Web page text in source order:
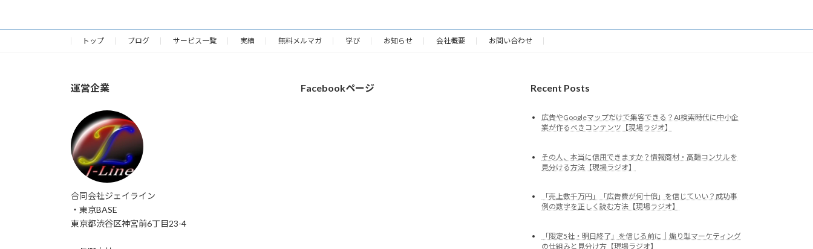
トップ ブログ サービス一覧 実績 無料メルマガ 学び お知らせ 会社概要 お問い合わせ
運営企業
合同会社ジェイライン
・東京BASE
東京都渋谷区神宮前6丁目23-4
Facebookページ Recent Posts
広告やGoogleマップだけで集客できる？AI検索時代に中小企
業が作るべきコンテンツ【現場ラジオ】
その人、本当に信用できますか？情報商材・高額コンサルを
見分ける方法【現場ラジオ】
「売上数千万円」「広告費が何十倍」を信じていい？成功事
例の数字を正しく読む方法【現場ラジオ】
「限定5社・明日終了」を信じる前に｜煽り型マーケティング
の仕組みと見分け方【現場ラジオ】